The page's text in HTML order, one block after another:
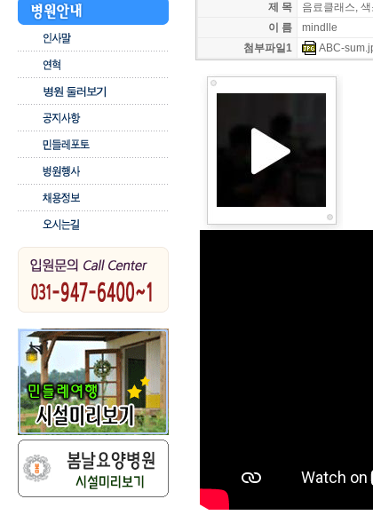
제 목
음료클래스,
이 름
mindlle
첨부파일1
ABC-